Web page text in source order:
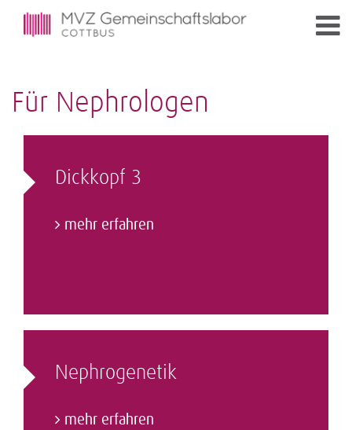
Für Nephrologen
Dickkopf 3
mehr erfahren
Nephrogenetik
mehr erfahren